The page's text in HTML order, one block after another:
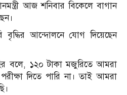
আজ শনিবার বিকেলে বাগান
বৃদ্ধির আন্দোলনে যোগ দিয়েছেন
বলে, ১২০ টাকা মজুরিতে আমরা
দিতে পারি না। তাই আমরা